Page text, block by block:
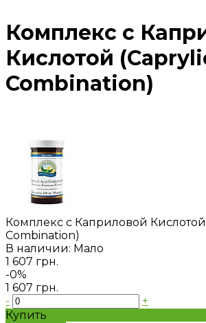
Комплекс с
Кислотой
Combination)
Комплекс с Каприловой Кислотой
Combination)
В наличии: Мало
1 607 грн.
-0%
1 607 грн.
-
+
Купить